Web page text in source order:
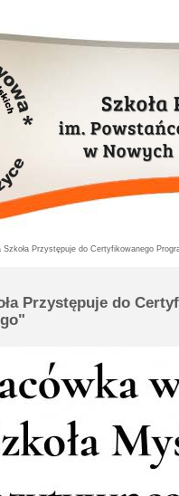
Szkoła Przystępuje do Certyfikowanego
Przystępuje do